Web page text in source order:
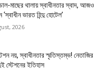
মাছের থালায় স্বাধীনতার স্বাদ, আজও
ভারত হিন্দু হোটেল’
2026
নয়, স্বাধীনতার স্মৃতিস্তম্ভ! নেতাজির
স্টেশনের ইতিহাস